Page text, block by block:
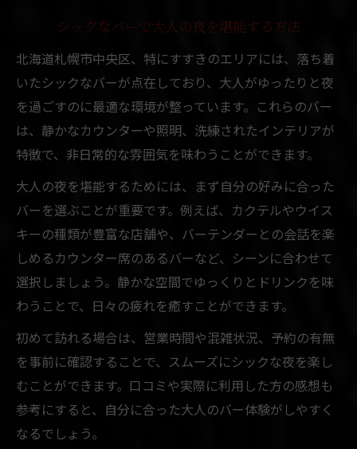
バーの雰囲気と大人の相性を徹底解説
隠れ家バーで静けさを楽しむ秘訣
静けさと贅沢が交差する夜をバーで過ごす
静かなバーで感じる贅沢な大人時間
すすきので味わう至高のバー体験例
贅沢なひと時を生み出すシックな空間
バーの静けさがもたらす心地よさとは
大人の夜におすすめの贅沢バーの選択
本格カクテルが楽しめる大人空間の秘密
本格カクテルが光るすすきのバーの特徴
大人が満足するバーのこだわりポイント
シックなバーで味わうカクテルの魅力
バーで本格カクテルを楽しむ大人の流儀
すすきのでカクテルを堪能するコツ紹介
一人飲みも安心なすすきのバーの楽しみ方
一人で楽しめるシックなバーの選び方
シックなバーで大人の夜を堪能する方法
北海道札幌市中央区、特にすすきのエリアには、落ち着
いたシックなバーが点在しており、大人がゆったりと夜
を過ごすのに最適な環境が整っています。これらのバー
は、静かなカウンターや照明、洗練されたインテリアが
特徴で、非日常的な雰囲気を味わうことができます。
大人の夜を堪能するためには、まず自分の好みに合った
バーを選ぶことが重要です。例えば、カクテルやウイス
キーの種類が豊富な店舗や、バーテンダーとの会話を楽
しめるカウンター席のあるバーなど、シーンに合わせて
選択しましょう。静かな空間でゆっくりとドリンクを味
わうことで、日々の疲れを癒すことができます。
初めて訪れる場合は、営業時間や混雑状況、予約の有無
を事前に確認することで、スムーズにシックな夜を楽し
むことができます。口コミや実際に利用した方の感想も
参考にすると、自分に合った大人のバー体験がしやすく
なるでしょう。